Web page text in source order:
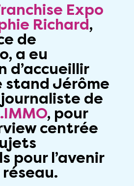
Expo
Richard,
de
, a eu
d’accueillir
stand Jérôme
journaliste de
, pour
centrée
pour l’avenir